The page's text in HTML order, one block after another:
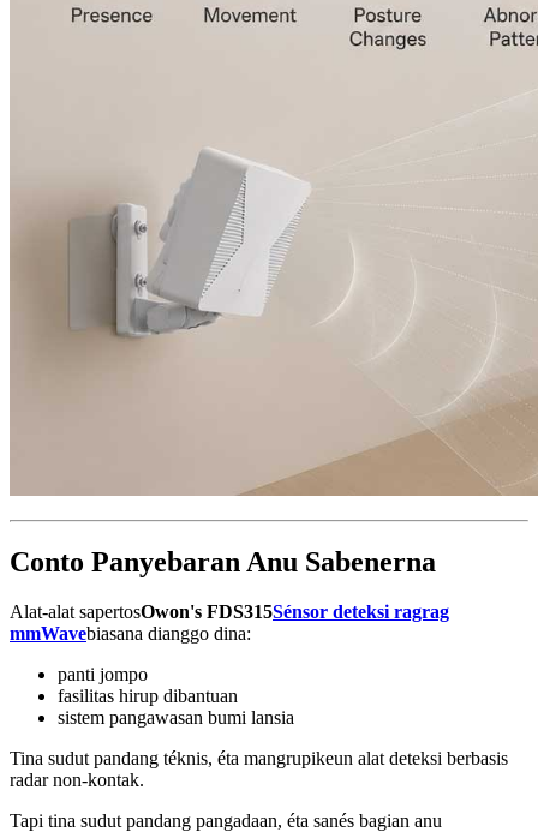
Conto Panyebaran Anu Sabenerna
Alat-alat sapertosOwon's FDS315Sénsor deteksi ragrag
mmWavebiasana dianggo dina:
panti jompo
fasilitas hirup dibantuan
sistem pangawasan bumi lansia
Tina sudut pandang téknis, éta mangrupikeun alat deteksi berbasis
radar non-kontak.
Tapi tina sudut pandang pangadaan, éta sanés bagian anu